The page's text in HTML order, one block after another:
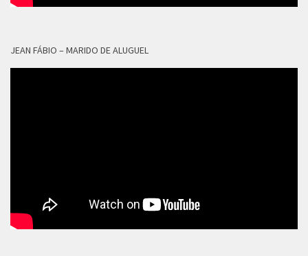
JEAN FÁBIO – MARIDO DE ALUGUEL